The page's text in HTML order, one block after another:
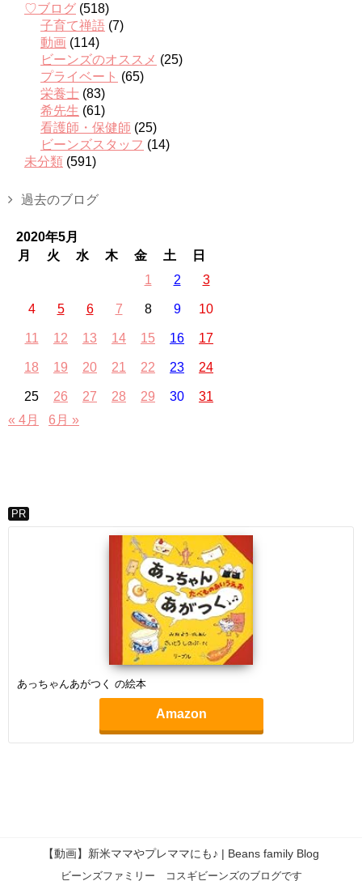
♡ブログ (518)
子育て禅語 (7)
動画 (114)
ビーンズのオススメ (25)
プライベート (65)
栄養士 (83)
希先生 (61)
看護師・保健師 (25)
ビーンズスタッフ (14)
未分類 (591)
過去のブログ
2020年5月
月
火 水 木 金 土
日
1
2 3
4 5 6 7 8 9 10
11 12 13 14 15 16 17
18 19 20 21 22 23 24
25 26 27 28 29 30
31
« 4月
6月 »
PR
あっちゃんあがつく の絵本
Amazon
【動画】新米ママやプレママにも♪ | Beans family Blog
ビーンズファミリー コスギビーンズのブログです